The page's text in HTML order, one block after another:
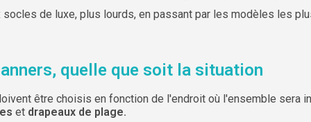
de luxe, plus lourds, en passant par les modèles les
quelle que soit la situation
être choisis en fonction de l'endroit où l'ensemble sera
et drapeaux de plage.